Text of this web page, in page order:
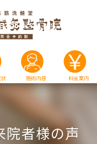
施術内容 料金案内
院者様の声